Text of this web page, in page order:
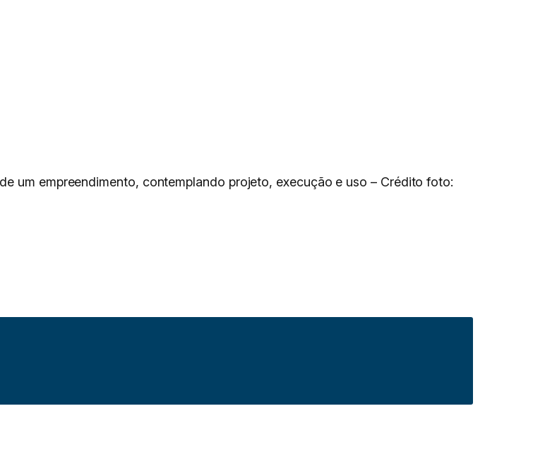
um empreendimento, contemplando projeto, execução e uso – Crédito foto: